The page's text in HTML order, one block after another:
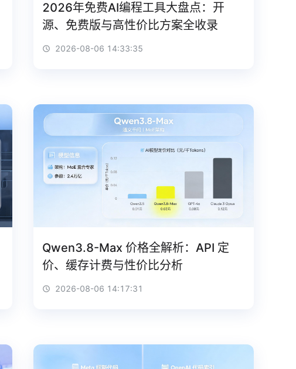
2026年免费AI编程工具大盘点：开
源、免费版与高性价比方案全收录
2026-08-06 14:33:35
Qwen3.8-Max 价格全解析：API 定
价、缓存计费与性价比分析
2026-08-06 14:17:31